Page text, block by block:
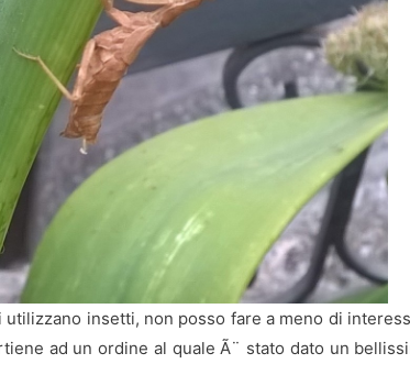
insetti, non posso fare a meno di
ad un ordine al quale Ã¨ stato dato un